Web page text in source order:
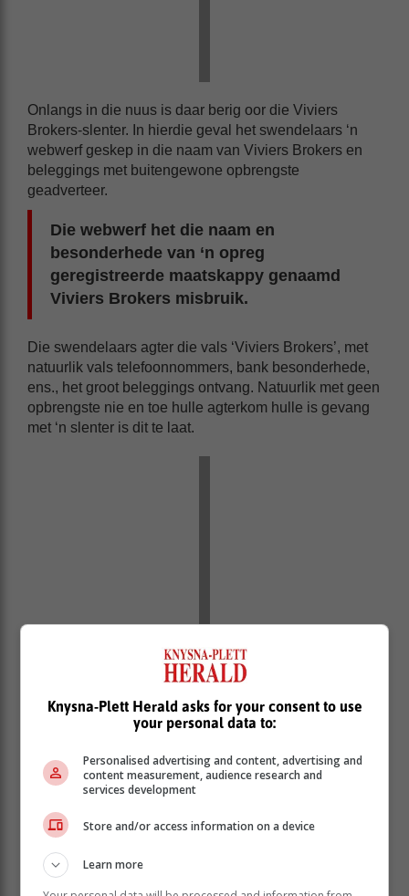
Onlangs in die nuus is daar berig oor die Viviers
Brokers-slenter. In hierdie geval het swendelaars ‘n
webwerf geskep in die naam van Viviers Brokers en
beleggings met buitengewone opbrengste
geadverteer.
Die webwerf het die naam en
besonderhede van ‘n opreg
geregistreerde maatskappy genaamd
Viviers Brokers misbruik.
Die swendelaars agter die vals ‘Viviers Brokers’, met
natuurlik vals telefoonnommers, bank besonderhede,
ens., het groot beleggings ontvang. Natuurlik met geen
opbrengste nie en toe hulle agterkom hulle is gevang
met ‘n slenter is dit te laat.
Een belegger het R1,4 miljoen verloor. ‘n Ander een
Krugersdorp is R750 000 kwyt.
Brokers-slenter het in hierdie geval baie
gebaat by die goeie naam wat die ware
Viviers Brokers oor baie jare opgebou
Knysna-Plett Herald asks for your consent to use
your personal data to:
Personalised advertising and content, advertising and
content measurement, audience research and
services development
Store and/or access information on a device
Learn more